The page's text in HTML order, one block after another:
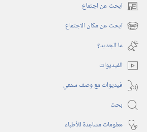
ابحث عن اجتماع (يفتح
نافذة ابحث عن مكان الاجتماع (يفتح
نافذة
جديدة)
ما الجديد؟‏
الفيديوات
فيديوات مع وصف سمعي
بحث
معلومات مساعِدة للأطباء